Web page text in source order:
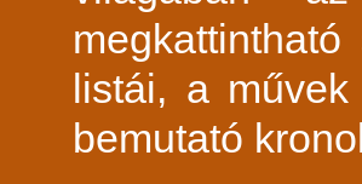
listái, a
bemutató